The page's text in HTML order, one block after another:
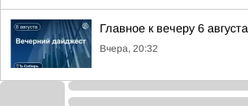
Главное к вечеру 6 августа
Вчера, 20:32